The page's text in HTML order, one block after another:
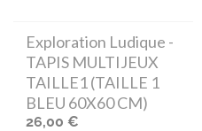
Exploration Ludique -
TAPIS MULTIJEUX
TAILLE1 (TAILLE 1
BLEU 60X60 CM)
26,00 €